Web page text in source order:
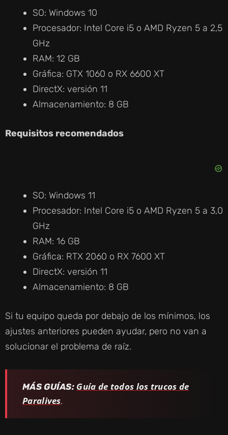
SO: Windows 10
Procesador: Intel Core i5 o AMD Ryzen 5 a 2,5
GHz
RAM: 12 GB
Gráfica: GTX 1060 o RX 6600 XT
DirectX: versión 11
Almacenamiento: 8 GB
Requisitos recomendados
SO: Windows 11
Procesador: Intel Core i5 o AMD Ryzen 5 a 3,0
GHz
RAM: 16 GB
Gráfica: RTX 2060 o RX 7600 XT
DirectX: versión 11
Almacenamiento: 8 GB
Si tu equipo queda por debajo de los mínimos, los
ajustes anteriores pueden ayudar, pero no van a
solucionar el problema de raíz.
MÁS GUÍAS: Guía de todos los trucos de
Paralives.